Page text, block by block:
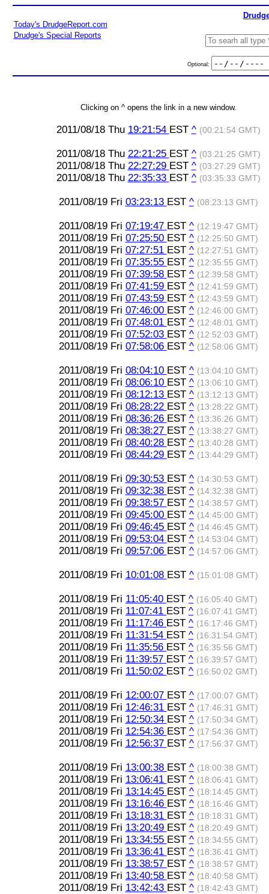
Today's DrudgeReport.com
Drudge's Special Reports
Optional:
Clicking on ^ opens the link in a new window.
2011/08/18 Thu 19:21:54 EST ^ (00:21:54 GMT)
2011/08/18 Thu 22:21:25 EST ^ (03:21:25 GMT)
2011/08/18 Thu 22:27:29 EST ^ (03:27:29 GMT)
2011/08/18 Thu 22:35:33 EST ^ (03:35:33 GMT)
2011/08/19 Fri 03:23:13 EST ^ (08:23:13 GMT)
2011/08/19 Fri 07:19:47 EST ^ (12:19:47 GMT)
2011/08/19 Fri 07:25:50 EST ^ (12:25:50 GMT)
2011/08/19 Fri 07:27:51 EST ^ (12:27:51 GMT)
2011/08/19 Fri 07:35:55 EST ^ (12:35:55 GMT)
2011/08/19 Fri 07:39:58 EST ^ (12:39:58 GMT)
2011/08/19 Fri 07:41:59 EST ^ (12:41:59 GMT)
2011/08/19 Fri 07:43:59 EST ^ (12:43:59 GMT)
2011/08/19 Fri 07:46:00 EST ^ (12:46:00 GMT)
2011/08/19 Fri 07:48:01 EST ^ (12:48:01 GMT)
2011/08/19 Fri 07:52:03 EST ^ (12:52:03 GMT)
2011/08/19 Fri 07:58:06 EST ^ (12:58:06 GMT)
2011/08/19 Fri 08:04:10 EST ^ (13:04:10 GMT)
2011/08/19 Fri 08:06:10 EST ^ (13:06:10 GMT)
2011/08/19 Fri 08:12:13 EST ^ (13:12:13 GMT)
2011/08/19 Fri 08:28:22 EST ^ (13:28:22 GMT)
2011/08/19 Fri 08:36:26 EST ^ (13:36:26 GMT)
2011/08/19 Fri 08:38:27 EST ^ (13:38:27 GMT)
2011/08/19 Fri 08:40:28 EST ^ (13:40:28 GMT)
2011/08/19 Fri 08:44:29 EST ^ (13:44:29 GMT)
2011/08/19 Fri 09:30:53 EST ^ (14:30:53 GMT)
2011/08/19 Fri 09:32:38 EST ^ (14:32:38 GMT)
2011/08/19 Fri 09:38:57 EST ^ (14:38:57 GMT)
2011/08/19 Fri 09:45:00 EST ^ (14:45:00 GMT)
2011/08/19 Fri 09:46:45 EST ^ (14:46:45 GMT)
2011/08/19 Fri 09:53:04 EST ^ (14:53:04 GMT)
2011/08/19 Fri 09:57:06 EST ^ (14:57:06 GMT)
2011/08/19 Fri 10:01:08 EST ^ (15:01:08 GMT)
2011/08/19 Fri 11:05:40 EST ^ (16:05:40 GMT)
2011/08/19 Fri 11:07:41 EST ^ (16:07:41 GMT)
2011/08/19 Fri 11:17:46 EST ^ (16:17:46 GMT)
2011/08/19 Fri 11:31:54 EST ^ (16:31:54 GMT)
2011/08/19 Fri 11:35:56 EST ^ (16:35:56 GMT)
2011/08/19 Fri 11:39:57 EST ^ (16:39:57 GMT)
2011/08/19 Fri 11:50:02 EST ^ (16:50:02 GMT)
2011/08/19 Fri 12:00:07 EST ^ (17:00:07 GMT)
2011/08/19 Fri 12:46:31 EST ^ (17:46:31 GMT)
2011/08/19 Fri 12:50:34 EST ^ (17:50:34 GMT)
2011/08/19 Fri 12:54:36 EST ^ (17:54:36 GMT)
2011/08/19 Fri 12:56:37 EST ^ (17:56:37 GMT)
2011/08/19 Fri 13:00:38 EST ^ (18:00:38 GMT)
2011/08/19 Fri 13:06:41 EST ^ (18:06:41 GMT)
2011/08/19 Fri 13:14:45 EST ^ (18:14:45 GMT)
2011/08/19 Fri 13:16:46 EST ^ (18:16:46 GMT)
2011/08/19 Fri 13:18:31 EST ^ (18:18:31 GMT)
2011/08/19 Fri 13:20:49 EST ^ (18:20:49 GMT)
2011/08/19 Fri 13:34:55 EST ^ (18:34:55 GMT)
2011/08/19 Fri 13:36:41 EST ^ (18:36:41 GMT)
2011/08/19 Fri 13:38:57 EST ^ (18:38:57 GMT)
2011/08/19 Fri 13:40:58 EST ^ (18:40:58 GMT)
2011/08/19 Fri 13:42:43 EST ^ (18:42:43 GMT)